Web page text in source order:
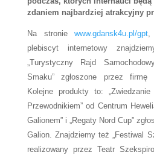
zdaniem najbardziej atrakcyjny
Na stroniewww.gdansk4u.pl/gpt,
plebiscyt internetowy
„Turystyczny Rajd
Smaku” zgłoszone przez
Kolejne produkty to:
Przewodnikiem” od Centrum
Galionem” i „Regaty Nord Cup”
Galion. Znajdziemy też „Festiwal
realizowany przez Teatr